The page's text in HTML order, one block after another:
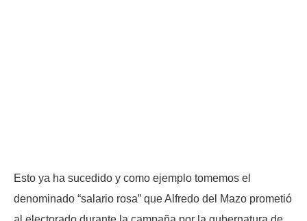
Esto ya ha sucedido y como ejemplo tomemos el
denominado “salario rosa” que Alfredo del Mazo prometió